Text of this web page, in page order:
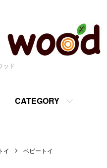
ッド
CATEGORY
イ ベビートイ